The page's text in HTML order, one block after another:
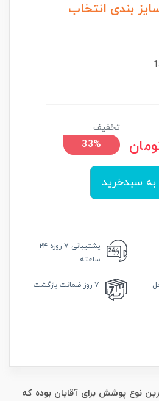
بندی انتخاب
تخفیف
33%
به سبدخرید
پشتیبانی
۷ روزه ۲۴
ساعته
۷ روز ضمانت بازگشت
نوع پوشش برای آقایان بوده که